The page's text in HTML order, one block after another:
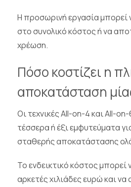
Η προσωρινή εργασία μπορεί
στο συνολικό κόστος ή να
χρέωση.
Πόσο κοστίζει η
αποκατάσταση
Οι τεχνικές All-on-4 και All-
τέσσερα ή έξι εμφυτεύματα
σταθερής αποκατάστασης
Το ενδεικτικό κόστος μπορεί
αρκετές χιλιάδες ευρώ και